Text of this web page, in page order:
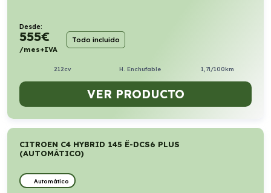
Desde:
555€
/mes+IVA
Todo incluido
212cv H. Enchufable 1,7l/100km
VER PRODUCTO
CITROEN C4 HYBRID 145 Ë-DCS6 PLUS
(AUTOMÁTICO)
Automático